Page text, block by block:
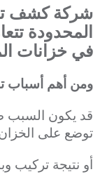
شركة كشف
المحدودة
في خزانات
ومن أهم أسباب
قد يكون السبب
توضع على
أو نتيجة تركيب